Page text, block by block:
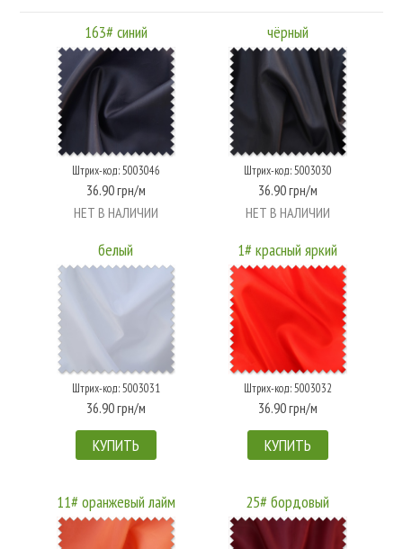
163# синий
Штрих-код: 5003046
36.90 грн/м
НЕТ В НАЛИЧИИ
чёрный
Штрих-код: 5003030
36.90 грн/м
НЕТ В НАЛИЧИИ
белый
Штрих-код: 5003031
36.90 грн/м
КУПИТЬ
1# красный яркий
Штрих-код: 5003032
36.90 грн/м
КУПИТЬ
11# оранжевый лайм 25# бордовый